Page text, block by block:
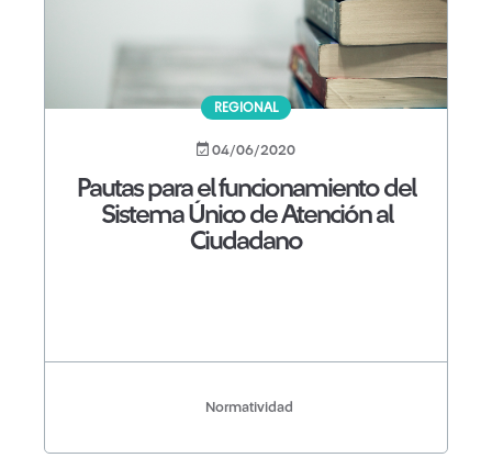
REGIONAL
04/06/2020
Pautas para el funcionamiento del
Sistema Único de Atención al
Ciudadano
Normatividad